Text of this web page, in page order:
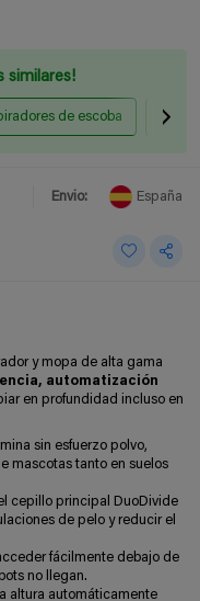
similares!
de escoba
Envio: España
y mopa de alta gama
automatización
en profundidad incluso en
sin esfuerzo polvo,
mascotas tanto en suelos
cepillo principal DuoDivide
de pelo y reducir el
fácilmente debajo de
no llegan.
altura automáticamente